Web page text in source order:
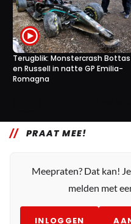
Terugblik: Monstercrash Bottas
en Russell in natte GP Emilia-
Romagna
PRAAT MEE!
Meepraten? Dat kan!
melden met
INLOGGEN